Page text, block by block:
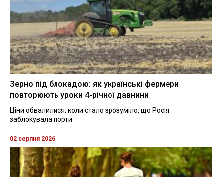
Зерно під блокадою: як українські фермери
повторюють уроки 4-річної давнини
Ціни обвалилися, коли стало зрозуміло, що Росія
заблокувала порти
02 серпня 2026